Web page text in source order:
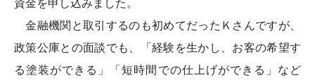
資金を申し込みました。
金融機関と取引するのも初めてだったＫさんですが、
政策公庫との面談でも、「経験を生かし、お客の希望す
る塗装ができる」「短時間での仕上げができる」など